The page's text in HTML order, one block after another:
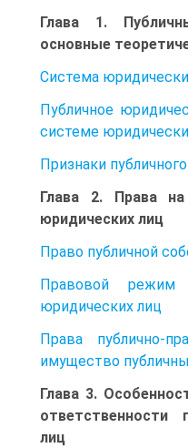
Глава 1.
основные
Система
Публичное
системе
Признаки
Глава 2. Права
юридических лиц
Право публичной
Правовой режим
юридических лиц
Права публично-
имущество
Глава 3.
ответственности
лиц